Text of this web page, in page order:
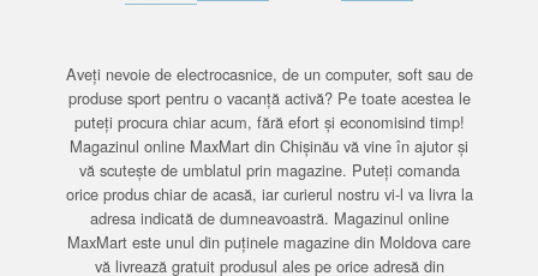
Aveți nevoie de electrocasnice, de un computer, soft sau de
produse sport pentru o vacanță activă? Pe toate acestea le
puteți procura chiar acum, fără efort și economisind timp!
Magazinul online MaxMart din Chișinău vă vine în ajutor și
vă scutește de umblatul prin magazine. Puteți comanda
orice produs chiar de acasă, iar curierul nostru vi-l va livra la
adresa indicată de dumneavoastră. Magazinul online
MaxMart este unul din puținele magazine din Moldova care
vă livrează gratuit produsul ales pe orice adresă din